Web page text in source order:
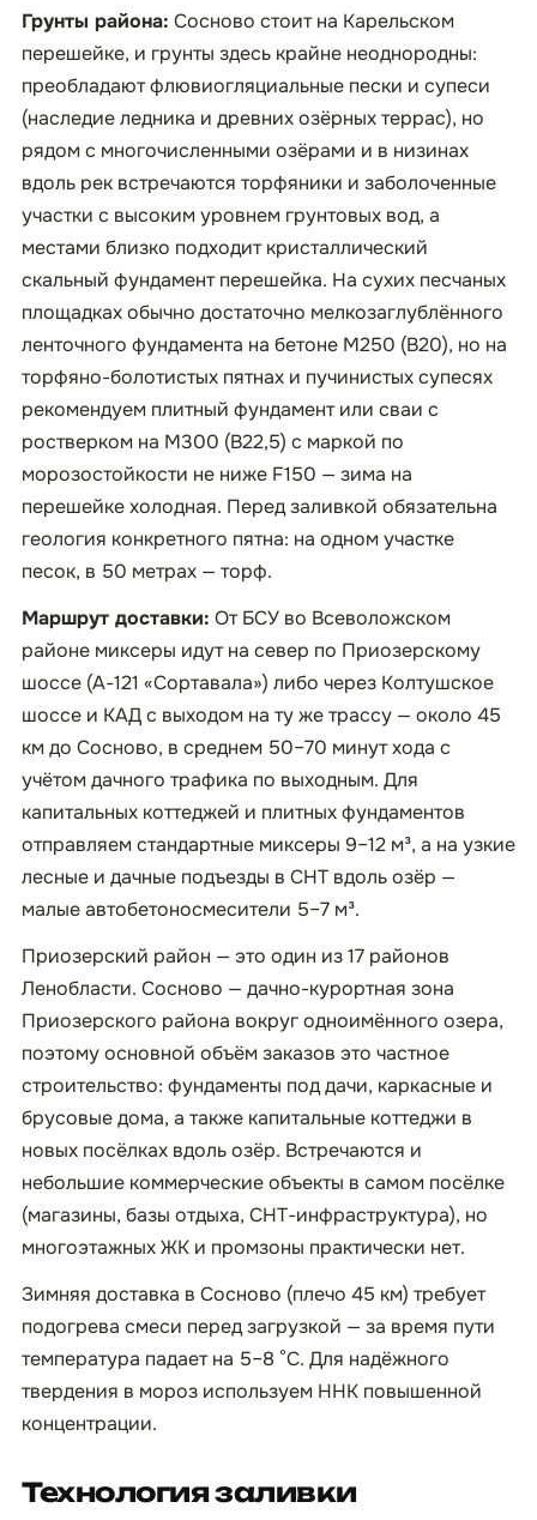
Грунты района: Сосново стоит на Карельском
перешейке, и грунты здесь крайне неоднородны:
преобладают флювиогляциальные пески и супеси
(наследие ледника и древних озёрных террас), но
рядом с многочисленными озёрами и в низинах
вдоль рек встречаются торфяники и заболоченные
участки с высоким уровнем грунтовых вод, а
местами близко подходит кристаллический
скальный фундамент перешейка. На сухих песчаных
площадках обычно достаточно мелкозаглублённого
ленточного фундамента на бетоне М250 (B20), но на
торфяно-болотистых пятнах и пучинистых супесях
рекомендуем плитный фундамент или сваи с
ростверком на М300 (B22,5) с маркой по
морозостойкости не ниже F150 — зима на
перешейке холодная. Перед заливкой обязательна
геология конкретного пятна: на одном участке
песок, в 50 метрах — торф.
Маршрут доставки: От БСУ во Всеволожском
районе миксеры идут на север по Приозерскому
шоссе (А-121 «Сортавала») либо через Колтушское
шоссе и КАД с выходом на ту же трассу — около 45
км до Сосново, в среднем 50–70 минут хода с
учётом дачного трафика по выходным. Для
капитальных коттеджей и плитных фундаментов
отправляем стандартные миксеры 9–12 м³, а на узкие
лесные и дачные подъезды в СНТ вдоль озёр —
малые автобетоносмесители 5–7 м³.
Приозерский район — это один из 17 районов
Ленобласти. Сосново — дачно-курортная зона
Приозерского района вокруг одноимённого озера,
поэтому основной объём заказов это частное
строительство: фундаменты под дачи, каркасные и
брусовые дома, а также капитальные коттеджи в
новых посёлках вдоль озёр. Встречаются и
небольшие коммерческие объекты в самом посёлке
(магазины, базы отдыха, СНТ-инфраструктура), но
многоэтажных ЖК и промзоны практически нет.
Зимняя доставка в Сосново (плечо 45 км) требует
подогрева смеси перед загрузкой — за время пути
температура падает на 5–8 °C. Для надёжного
твердения в мороз используем ННК повышенной
концентрации.
Технология заливки